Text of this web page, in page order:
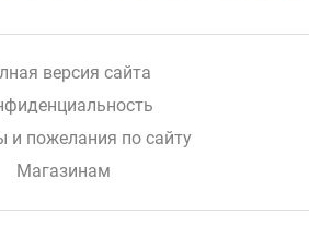
версия сайта
и пожелания по сайту
Магазинам